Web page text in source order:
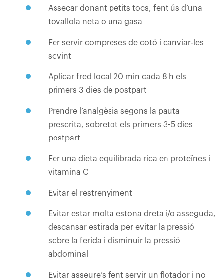
Assecar donant petits tocs, fent ús d’una
tovallola neta o una gasa
Fer servir compreses de cotó i canviar-les
sovint
Aplicar fred local 20 min cada 8 h els
primers 3 dies de postpart
Prendre l’analgèsia segons la pauta
prescrita, sobretot els primers 3-5 dies
postpart
Fer una dieta equilibrada rica en proteïnes i
vitamina C
Evitar el restrenyiment
Evitar estar molta estona dreta i/o asseguda,
descansar estirada per evitar la pressió
sobre la ferida i disminuir la pressió
abdominal
Evitar asseure’s fent servir un flotador i no